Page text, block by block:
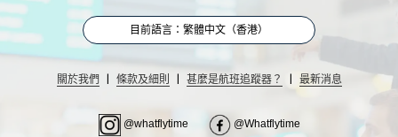
目前語言：繁體中文（香港）
關於我們 | 條款及細則 | 甚麼是航班追蹤器？ | 最新消息
@whatflytime @Whatflytime